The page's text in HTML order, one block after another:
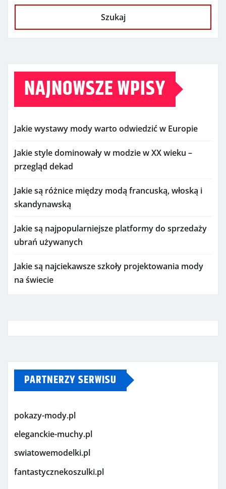
Szukaj
NAJNOWSZE WPISY
Jakie wystawy mody warto odwiedzić w Europie
Jakie style dominowały w modzie w XX wieku –
przegląd dekad
Jakie są różnice między modą francuską, włoską i
skandynawską
Jakie są najpopularniejsze platformy do sprzedaży
ubrań używanych
Jakie są najciekawsze szkoły projektowania mody
na świecie
PARTNERZY SERWISU
pokazy-mody.pl
eleganckie-muchy.pl
swiatowemodelki.pl
fantastycznekoszulki.pl